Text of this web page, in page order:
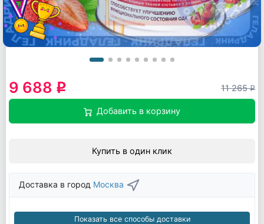
9 688 q 11 265q
Добавить в корзину
Купить в один клик
Доставка в город Москва
Показать все способы доставки